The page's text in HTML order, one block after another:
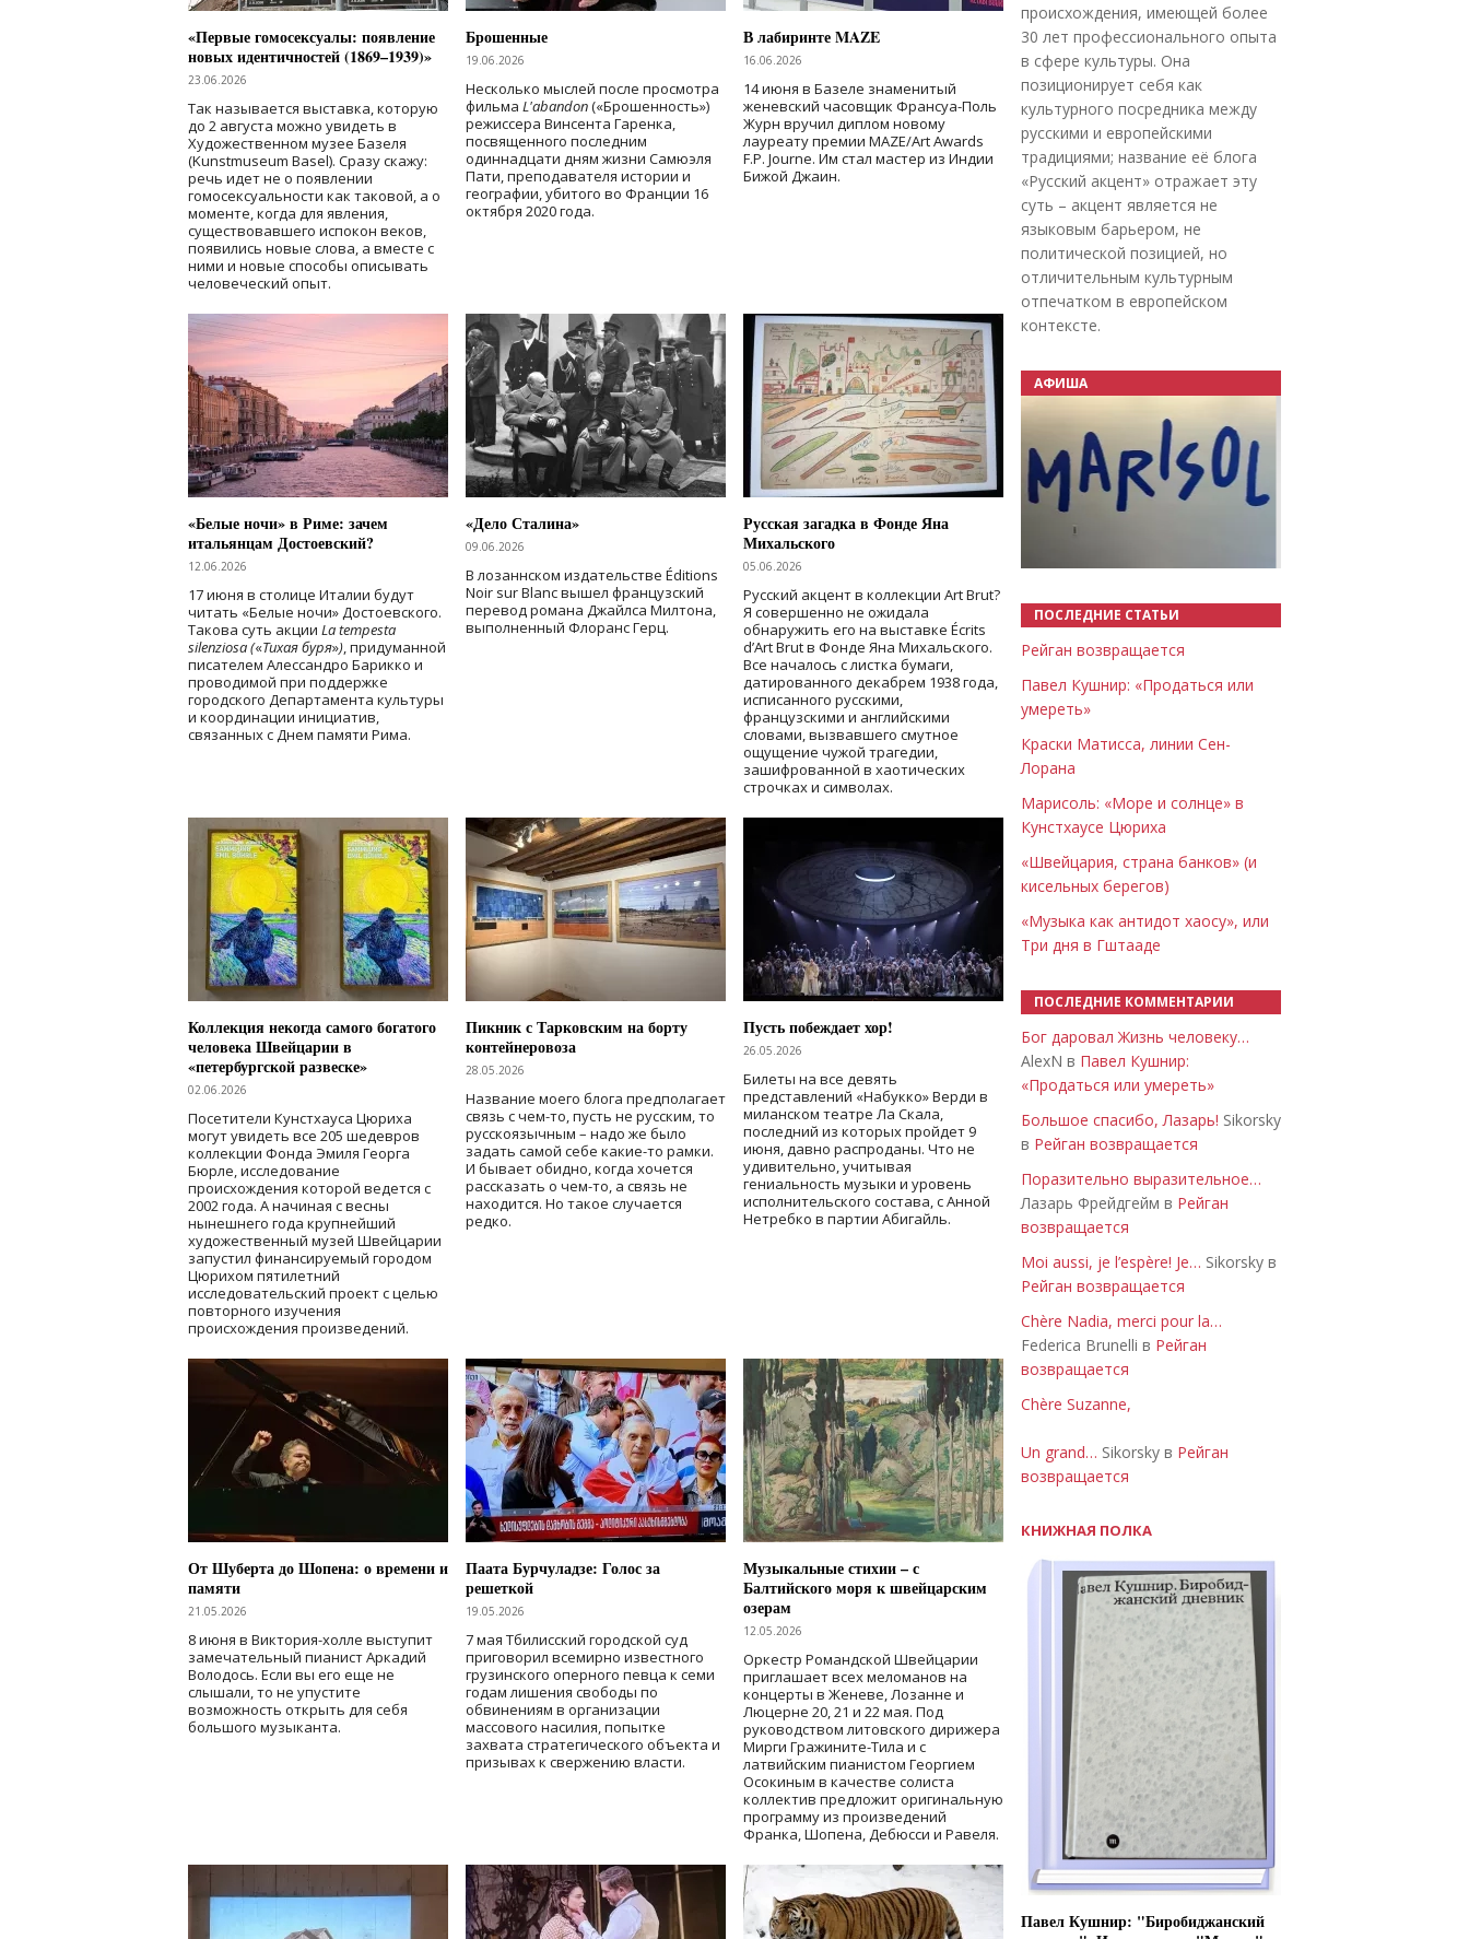
«Первые гомосексуалы: появление
новых идентичностей (1869–1939)»
23.06.2026
Так называется выставка, которую
до 2 августа можно увидеть в
Художественном музее Базеля
(Kunstmuseum Basel). Сразу скажу:
речь идет не о появлении
гомосексуальности как таковой, а о
моменте, когда для явления,
существовавшего испокон веков,
появились новые слова, а вместе с
ними и новые способы описывать
человеческий опыт.
Брошенные
19.06.2026
Несколько мыслей после просмотра
фильма L'abandon(«Брошенность»)
режиссера Винсента Гаренка,
посвященного последним
одиннадцати дням жизни Самюэля
Пати, преподавателя истории и
географии, убитого во Франции 16
октября 2020 года.
В лабиринте MAZE
16.06.2026
14 июня в Базеле знаменитый
женевский часовщик Франсуа-Поль
Журн вручил диплом новому
лауреату премии MAZE/Art Awards
F.P. Journe. Им стал мастер из Индии
Бижой Джаин.
«Белые ночи» в Риме: зачем
итальянцам Достоевский?
12.06.2026
17 июня в столице Италии будут
читать «Белые ночи» Достоевского.
Такова суть акции La tempesta
silenziosa («Тихая буря»), придуманной
писателем Алессандро Барикко и
проводимой при поддержке
городского Департамента культуры
и координации инициатив,
связанных с Днем памяти Рима.
«Дело Сталина»
09.06.2026
В лозаннском издательстве Éditions
Noir sur Blanc вышел французский
перевод романа Джайлса Милтона,
выполненный Флоранс Герц.
Русская загадка в Фонде Яна
Михальского
05.06.2026
Русский акцент в коллекции Art Brut?
Я совершенно не ожидала
обнаружить его на выставке Écrits
d’Art Brut в Фонде Яна Михальского.
Все началось с листка бумаги,
датированного декабрем 1938 года,
исписанного русскими,
французскими и английскими
словами, вызвавшего смутное
ощущение чужой трагедии,
зашифрованной в хаотических
строчках и символах.
Коллекция некогда самого богатого
человека Швейцарии в
«петербургской развеске»
02.06.2026
Посетители Кунстхауса Цюриха
могут увидеть все 205 шедевров
коллекции Фонда Эмиля Георга
Бюрле, исследование
происхождения которой ведется с
2002 года. А начиная с весны
нынешнего года крупнейший
художественный музей Швейцарии
запустил финансируемый городом
Цюрихом пятилетний
исследовательский проект с целью
повторного изучения
происхождения произведений.
Пикник с Тарковским на борту
контейнеровоза
28.05.2026
Название моего блога предполагает
связь с чем-то, пусть не русским, то
русскоязычным – надо же было
задать самой себе какие-то рамки.
И бывает обидно, когда хочется
рассказать о чем-то, а связь не
находится. Но такое случается
редко.
Пусть побеждает хор!
26.05.2026
Билеты на все девять
представлений «Набукко» Верди в
миланском театре Ла Скала,
последний из которых пройдет 9
июня, давно распроданы. Что не
удивительно, учитывая
гениальность музыки и уровень
исполнительского состава, с Анной
Нетребко в партии Абигайль.
От Шуберта до Шопена: о времени и
памяти
21.05.2026
8 июня в Виктория-холле выступит
замечательный пианист Аркадий
Володось. Если вы его еще не
слышали, то не упустите
возможность открыть для себя
большого музыканта.
Паата Бурчуладзе: Голос за
решеткой
19.05.2026
7 мая Тбилисский городской суд
приговорил всемирно известного
грузинского оперного певца к семи
годам лишения свободы по
обвинениям в организации
массового насилия, попытке
захвата стратегического объекта и
призывах к свержению власти.
Музыкальные стихии – с
Балтийского моря к швейцарским
озерам
12.05.2026
Оркестр Романдской Швейцарии
приглашает всех меломанов на
концерты в Женеве, Лозанне и
Люцерне 20, 21 и 22 мая. Под
руководством литовского дирижера
Мирги Гражините-Тила и с
латвийским пианистом Георгием
Осокиным в качестве солиста
коллектив предложит оригинальную
программу из произведений
Франка, Шопена, Дебюсси и Равеля.
происхождения, имеющей более
30 лет профессионального опыта
в сфере культуры. Она
позиционирует себя как
культурного посредника между
русскими и европейскими
традициями; название её блога
«Русский акцент» отражает эту
суть – акцент является не
языковым барьером, не
политической позицией, но
отличительным культурным
отпечатком в европейском
контексте.
АФИША
ПОСЛЕДНИЕ СТАТЬИ
Рейган возвращается
Павел Кушнир: «Продаться или
умереть»
Краски Матисса, линии Сен-
Лорана
Марисоль: «Море и солнце» в
Кунстхаусе Цюриха
«Швейцария, страна банков» (и
кисельных берегов)
«Музыка как антидот хаосу», или
Три дня в Гштааде
ПОСЛЕДНИЕ КОММЕНТАРИИ
Бог даровал Жизнь человеку…
AlexN в Павел Кушнир:
«Продаться или умереть»
Большое спасибо, Лазарь! Sikorsky
в Рейган возвращается
Поразительно выразительное…
Лазарь Фрейдгейм в Рейган
возвращается
Moi aussi, je l’espère! Je… Sikorsky в
Рейган возвращается
Chère Nadia, merci pour la…
Federica Brunelli в Рейган
возвращается
Chère Suzanne,
Un grand… Sikorsky в Рейган
возвращается
КНИЖНАЯ ПОЛКА
Павел Кушнир: "Биробиджанский